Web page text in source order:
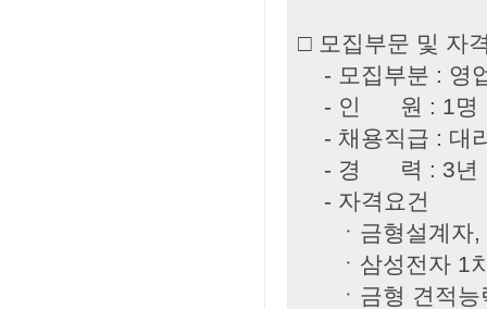
□ 모집부문 및 자
- 모집부분 : 영
- 인 원 : 1명
- 채용직급 : 대
- 경 력 : 3년
- 자격요건
ㆍ금형설계자,
ㆍ삼성전자 1차
ㆍ금형 견적능